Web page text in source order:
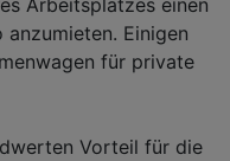
Arbeitsplatzes einen
Einigen
für private
Vorteil für die